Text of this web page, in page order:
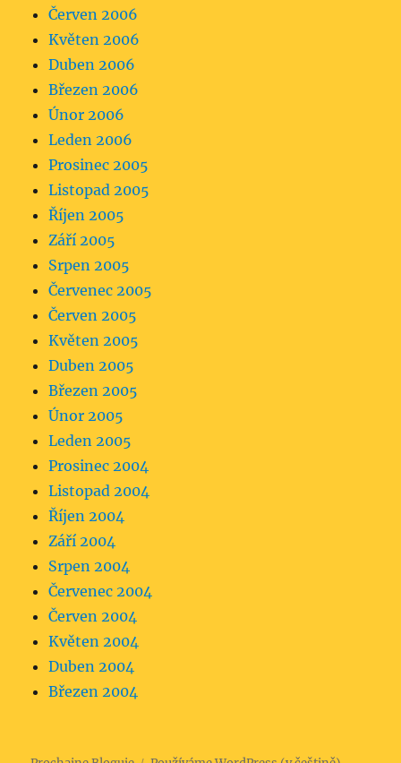
Červen 2006
Květen 2006
Duben 2006
Březen 2006
Únor 2006
Leden 2006
Prosinec 2005
Listopad 2005
Říjen 2005
Září 2005
Srpen 2005
Červenec 2005
Červen 2005
Květen 2005
Duben 2005
Březen 2005
Únor 2005
Leden 2005
Prosinec 2004
Listopad 2004
Říjen 2004
Září 2004
Srpen 2004
Červenec 2004
Červen 2004
Květen 2004
Duben 2004
Březen 2004